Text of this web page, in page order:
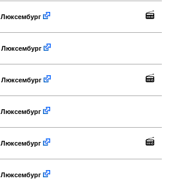
Люксембург
Люксембург
Люксембург
Люксембург
Люксембург
Люксембург